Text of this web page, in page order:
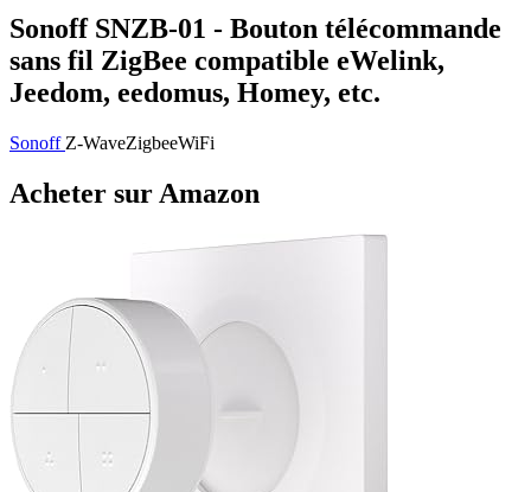
Sonoff SNZB-01 - Bouton télécommande
sans fil ZigBee compatible eWelink,
Jeedom, eedomus, Homey, etc.
Sonoff Z-WaveZigbeeWiFi
Acheter sur Amazon